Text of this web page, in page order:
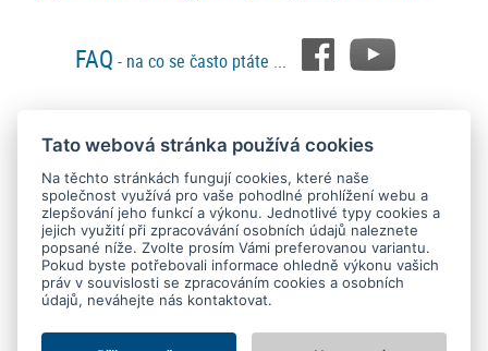
FAQ - na co se často ptáte ...
Platební metody
Copyright © 2015 - 2026SEO kvalitně
Kontakt
Ochrana osobních údajů O nás
Obchodní podmínky
Nastavení Cookies
Tato webová stránka používá cookies
Na těchto stránkách fungují cookies, které naše
společnost využívá pro vaše pohodlné prohlížení webu a
zlepšování jeho funkcí a výkonu. Jednotlivé typy cookies a
jejich využití při zpracovávání osobních údajů naleznete
popsané níže. Zvolte prosím Vámi preferovanou variantu.
Pokud byste potřebovali informace ohledně výkonu vašich
práv v souvislosti se zpracováním cookies a osobních
údajů, neváhejte nás kontaktovat.